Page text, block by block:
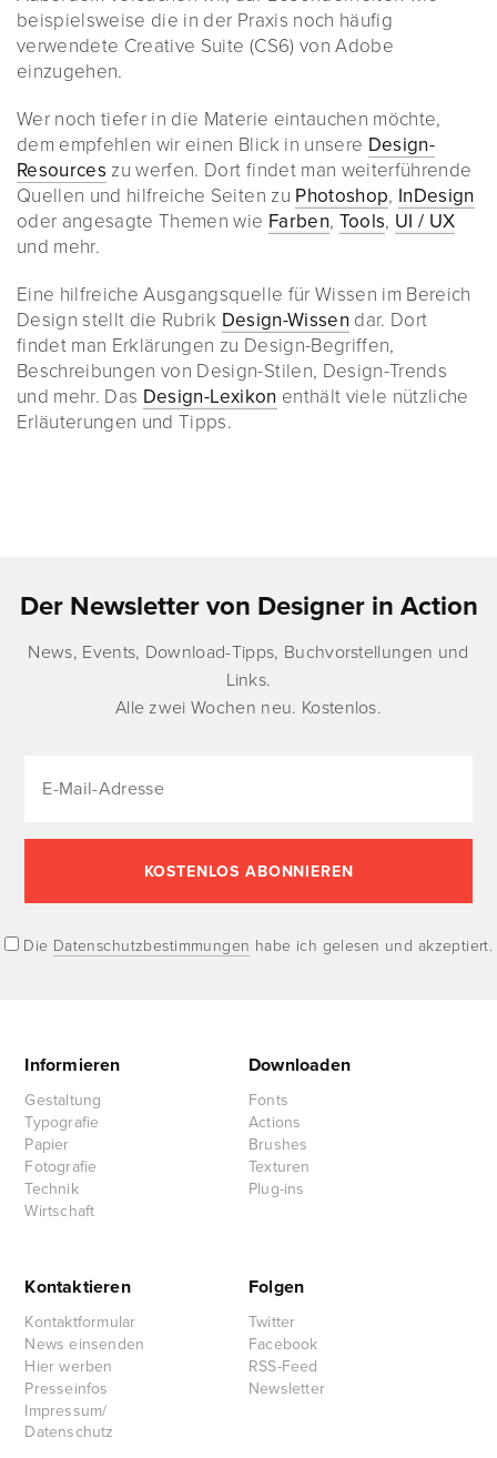
beispielsweise die in der Praxis noch häufig
verwendete Creative Suite (CS6) von Adobe
einzugehen.
Wer noch tiefer in die Materie eintauchen möchte,
dem empfehlen wir einen Blick in unsere Design-
Resources zu werfen. Dort findet man weiterführende
Quellen und hilfreiche Seiten zu Photoshop, InDesign
oder angesagte Themen wie Farben, Tools, UI / UX
und mehr.
Eine hilfreiche Ausgangsquelle für Wissen im Bereich
Design stellt die Rubrik Design-Wissen dar. Dort
findet man Erklärungen zu Design-Begriffen,
Beschreibungen von Design-Stilen, Design-Trends
und mehr. Das Design-Lexikon enthält viele nützliche
Erläuterungen und Tipps.
Der Newsletter von Designer in Action
News, Events, Download-Tipps, Buchvorstellungen und
Links.
Alle zwei Wochen neu. Kostenlos.
Die Datenschutzbestimmungen habe ich gelesen und akzeptiert.
Informieren
Gestaltung
Typografie
Papier
Fotografie
Technik
Wirtschaft
Downloaden
Fonts
Actions
Brushes
Texturen
Plug-ins
Kontaktieren
Kontaktformular
News einsenden
Hier werben
Presseinfos
Impressum/
Datenschutz
Folgen
Twitter
Facebook
RSS-Feed
Newsletter